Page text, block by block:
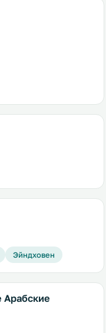
Эйндховен